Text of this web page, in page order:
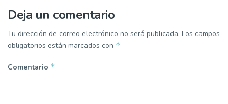
Deja un comentario
Tu dirección de correo electrónico no será publicada. Los campos
obligatorios están marcados con *
Comentario *